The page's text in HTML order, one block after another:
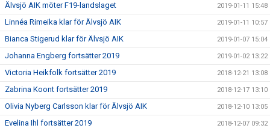
Älvsjö AIK möter F19-landslaget 2019-01-11 15:48
Linnéa Rimeika klar för Älvsjö AIK 2019-01-11 10:57
Bianca Stigerud klar för Älvsjö AIK 2019-01-07 15:04
Johanna Engberg fortsätter 2019 2019-01-02 13:22
Victoria Heikfolk fortsätter 2019 2018-12-21 13:08
Zabrina Koont fortsätter 2019 2018-12-17 13:10
Olivia Nyberg Carlsson klar för Älvsjö AIK 2018-12-10 13:05
Evelina Ihl fortsätter 2019 2018-12-07 09:32